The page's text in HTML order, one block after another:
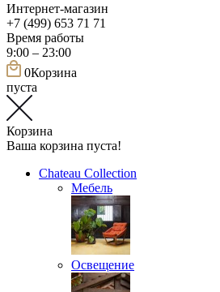
Интернет-магазин
+7 (499) 653 71 71
Время работы
9:00 – 23:00
0Корзина
пуста
Корзина
Ваша корзина пуста!
Chateau Collection
Мебель
Освещение